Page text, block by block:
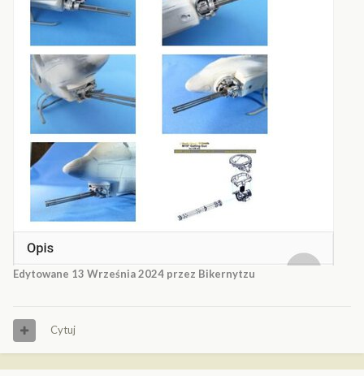
Edytowane 13 Września 2024 przez Bikernytzu
Cytuj